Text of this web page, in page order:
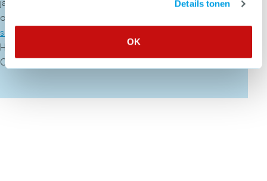
Details tonen
OK
jaren in om scholieren weerbaarder te maken tegen online
oplichting. Kijk voor informatie hierover
scholieren.com
Heb je vragen? Neem contact op met CCV-adviseur Mick
Claessens:mick.claessens@hetccv.nl.